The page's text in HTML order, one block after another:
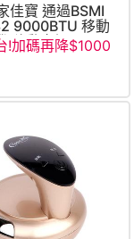
佳寶 通過BSMI
9000BTU 移動
移動空調
!加碼再降$1000